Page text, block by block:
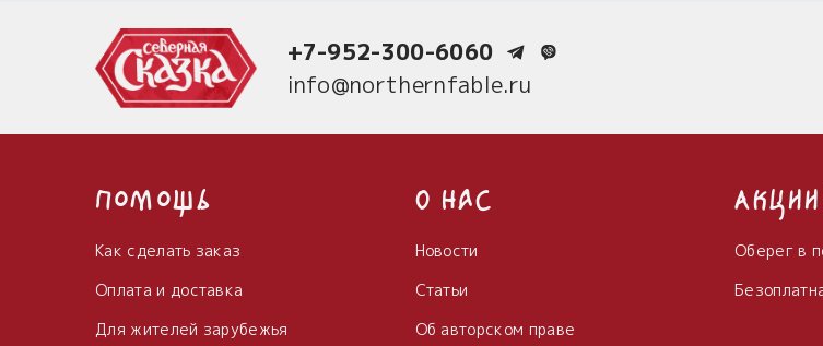
+7-952-300-6060
info@northernfable.ru
Помощь
Как сделать заказ
Оплата и доставка
Для жителей зарубежья
О нас
Новости
Статьи
Об авторском праве
Оберег в